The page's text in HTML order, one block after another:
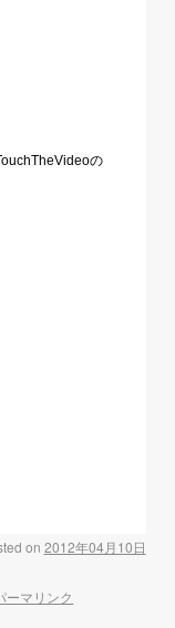
の
on 2012年04月10日
ーマリンク